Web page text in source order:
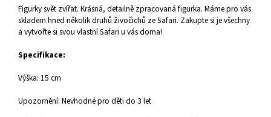
Figurky svět zvířat. Krásná, detailně zpracovaná figurka. Máme pro vás
skladem hned několik druhů živočichů ze Safari. Zakupte si je všechny
a vytvořte si svou vlastní Safari u vás doma!
Specifikace:
Výška: 15 cm
Upozornění: Nevhodné pro děti do 3 let